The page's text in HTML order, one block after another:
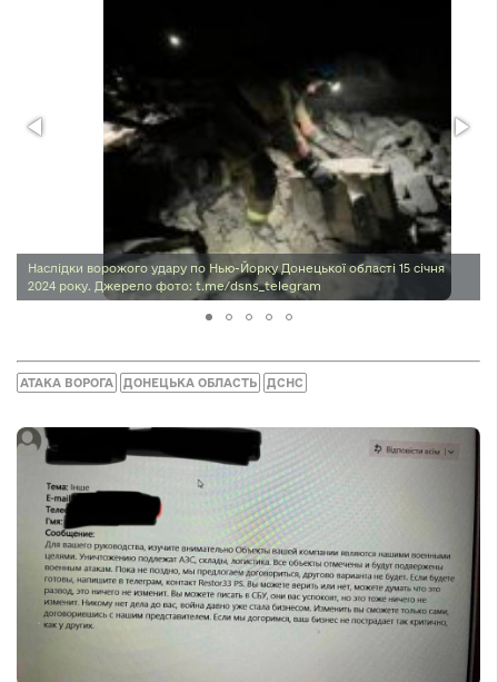
Наслідки ворожого удару по Нью-Йорку Донецької області 15 січня
2024 року. Джерело фото: t.me/dsns_telegram
АТАКА ВОРОГА ДОНЕЦЬКА ОБЛАСТЬ ДСНС